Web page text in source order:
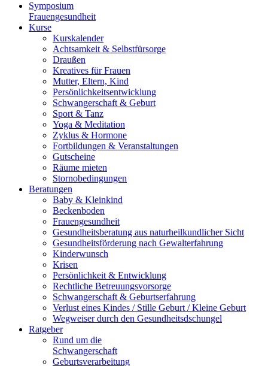
Symposium
Frauengesundheit
Kurse
Kurskalender
Achtsamkeit & Selbstfürsorge
Draußen
Kreatives für Frauen
Mutter, Eltern, Kind
Persönlichkeits­entwicklung
Schwangerschaft & Geburt
Sport & Tanz
Yoga & Meditation
Zyklus & Hormone
Fortbildungen & Veranstaltungen
Gutscheine
Räume mieten
Stornobedingungen
Beratungen
Baby & Kleinkind
Beckenboden
Frauengesundheit
Gesundheitsberatung aus naturheilkundlicher Sicht
Gesundheitsförderung nach Gewalterfahrung
Kinderwunsch
Krisen
Persönlichkeit & Entwicklung
Rechtliche Betreuungsvorsorge
Schwangerschaft & Geburtserfahrung
Verlust eines Kindes / Stille Geburt / Kleine Geburt
Wegweiser durch den Gesundheitsdschungel
Ratgeber
Rund um die
Schwangerschaft
Geburtsverarbeitung